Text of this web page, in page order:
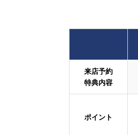
来店予約
特典内容
ポイント